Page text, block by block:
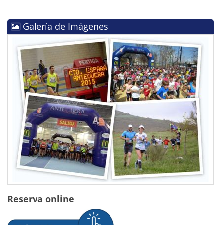
Galería de Imágenes
Reserva online